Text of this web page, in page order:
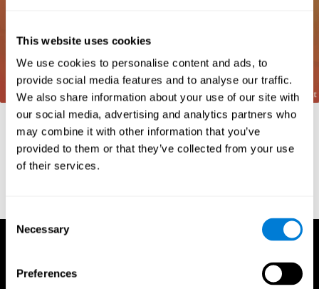
This website uses cookies
We use cookies to personalise content and ads, to
provide social media features and to analyse our traffic.
We also share information about your use of our site with
our social media, advertising and analytics partners who
may combine it with other information that you’ve
provided to them or that they’ve collected from your use
of their services.
Selection
Necessary
Preferences
Referências
Frota, S., Pereira, L. D. (2003) Processos temporais em crianças
com déficit de consciência fonológica. Rev Iberoam Educ;
33(9):1-12.